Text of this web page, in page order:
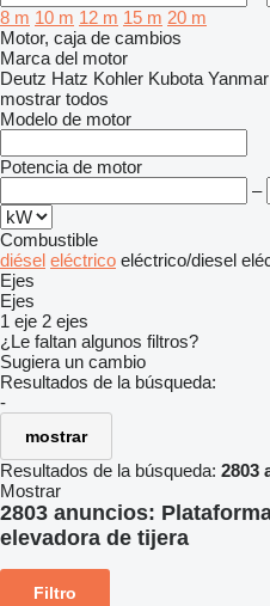
8 m 10 m 12 m 15 m 20 m
Motor, caja de cambios
Marca del motor
Deutz Hatz Kohler Kubota Yanmar
mostrar todos
Modelo de motor
Potencia de motor
–
Combustible
diésel eléctrico eléctrico/diesel
Ejes
Ejes
1 eje 2 ejes
¿Le faltan algunos filtros?
Sugiera un cambio
Resultados de la búsqueda:
-
mostrar
Resultados de la búsqueda: 2803
Mostrar
2803 anuncios:
elevadora de tijera
Filtro